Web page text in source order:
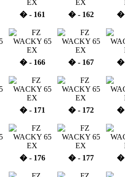
� - 161 � - 162 �
� - 166 � - 167 �
� - 171 � - 172 �
� - 176 � - 177 �